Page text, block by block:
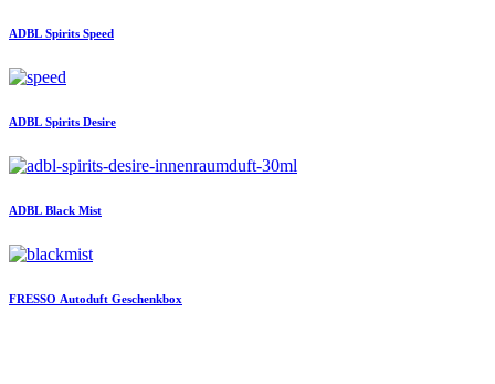
ADBL Spirits Speed
ADBL Spirits Desire
ADBL Black Mist
FRESSO Autoduft Geschenkbox